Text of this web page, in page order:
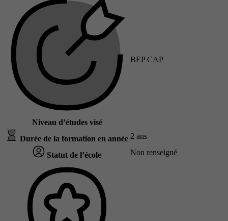
Niveau d’études visé
BEP CAP
Durée de la formation en année 2 ans
Statut de l’école Non renseigné